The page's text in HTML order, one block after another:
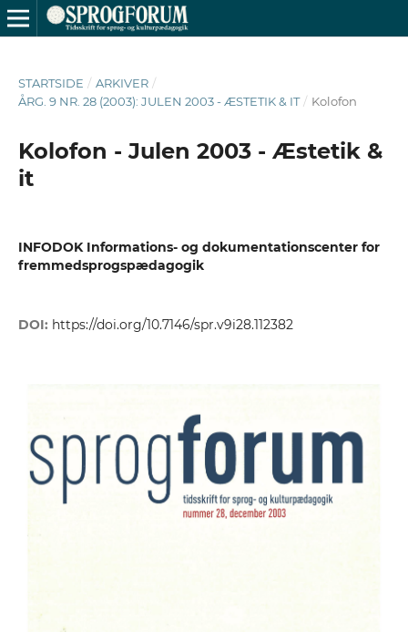
STARTSIDE / ARKIVER /
ÅRG. 9 NR. 28 (2003): JULEN 2003 - ÆSTETIK & IT / Kolofon
Kolofon - Julen 2003 - Æstetik &
it
INFODOK Informations- og dokumentationscenter for
fremmedsprogspædagogik
DOI: https://doi.org/10.7146/spr.v9i28.112382